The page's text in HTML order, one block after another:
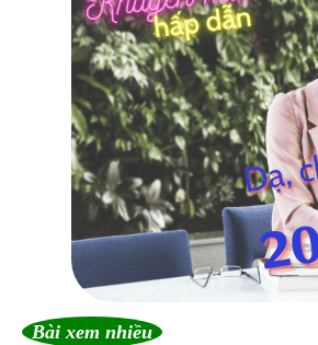
Bài xem nhiều